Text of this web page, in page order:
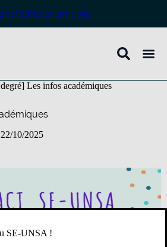
de l’adhésion anticipée
Les infos académiques
22/10/2025
SE-UNSA !